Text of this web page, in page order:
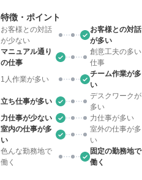
特徴・ポイント
お客様との対話
が少ない
お客様との対話
が多い
マニュアル通り
の仕事
創意工夫の多い
仕事
1人作業が多い
チーム作業が多
い
立ち仕事が多い
デスクワークが
多い
力仕事が少ない
力仕事が多い
室内の仕事が多
い
室外の仕事が多
い
色んな勤務地で
働く
固定の勤務地で
働く